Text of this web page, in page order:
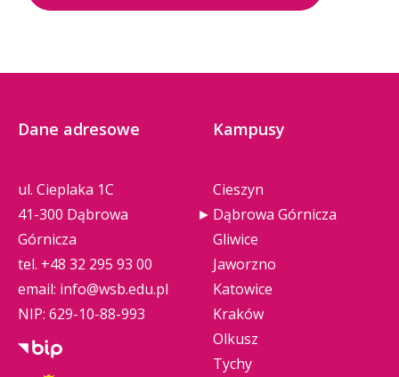
Dane adresowe
ul. Cieplaka 1C
41-300 Dąbrowa
Górnicza
tel. +48 32 295 93 00
email: info@wsb.edu.pl
NIP: 629-10-88-993
Kampusy
Cieszyn
Dąbrowa Górnicza
Gliwice
Jaworzno
Katowice
Kraków
Olkusz
Tychy